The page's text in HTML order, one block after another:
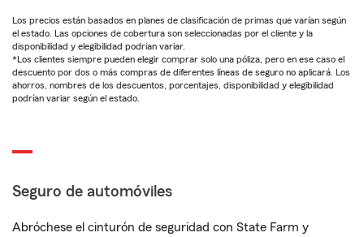
Los precios están basados en planes de clasificación de primas que varían según
el estado. Las opciones de cobertura son seleccionadas por el cliente y la
disponibilidad y elegibilidad podrían variar.
*Los clientes siempre pueden elegir comprar solo una póliza, pero en ese caso el
descuento por dos o más compras de diferentes líneas de seguro no aplicará. Los
ahorros, nombres de los descuentos, porcentajes, disponibilidad y elegibilidad
podrían variar según el estado.
Seguro de automóviles
Abróchese el cinturón de seguridad con State Farm y